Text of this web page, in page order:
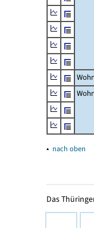
▴ nach oben
Das